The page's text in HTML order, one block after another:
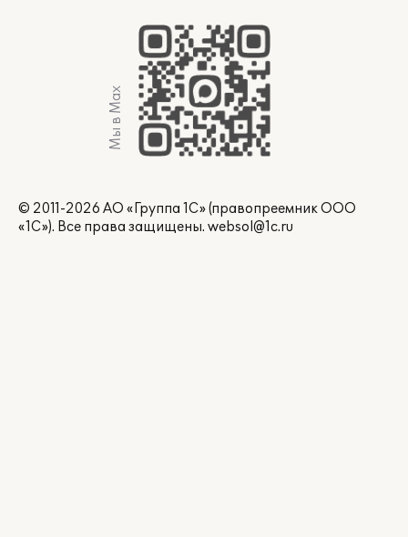
Мы в Max
© 2011-2026 АО «Группа 1С» (правопреемник ООО
«1С»). Все права защищены. websol@1c.ru